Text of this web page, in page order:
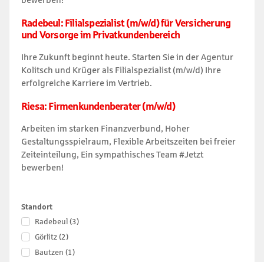
Filtern
Sie
die
Suchergebnisse
Standort
Radebeul (3)
Görlitz (2)
Bautzen (1)
Radebeul: Filialspezialist (m/w/d) für Versicherung
und Vorsorge im Privatkundenbereich
Ihre Zukunft beginnt heute. Starten Sie in der Agentur
Kolitsch und Krüger als Filialspezialist (m/w/d) Ihre
erfolgreiche Karriere im Vertrieb.
Riesa: Firmenkundenberater (m/w/d)
Arbeiten im starken Finanzverbund, Hoher
Gestaltungsspielraum, Flexible Arbeitszeiten bei freier
Zeiteinteilung, Ein sympathisches Team #Jetzt
bewerben!